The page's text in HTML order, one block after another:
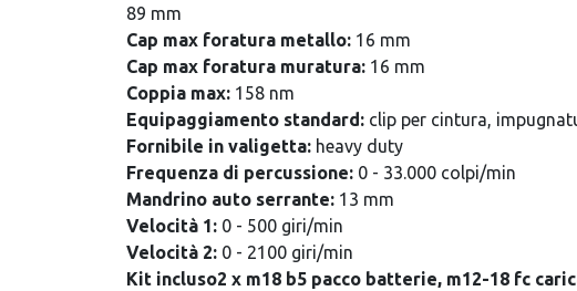
89 mm
Cap max foratura metallo: 16 mm
Cap max foratura muratura: 16 mm
Coppia max: 158 nm
Equipaggiamento standard: clip per cintura,
Fornibile in valigetta: heavy duty
Frequenza di percussione: 0 - 33.000 colpi/min
Mandrino auto serrante: 13 mm
Velocità 1: 0 - 500 giri/min
Velocità 2: 0 - 2100 giri/min
Kit incluso2 x m18 b5 pacco batterie, m12-18 fc